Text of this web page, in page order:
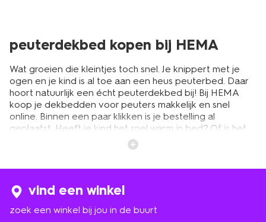
peuterdekbed kopen bij HEMA
Wat groeien die kleintjes toch snel. Je knippert met je
ogen en je kind is al toe aan een heus peuterbed. Daar
hoort natuurlijk een écht peuterdekbed bij! Bij HEMA
koop je dekbedden voor peuters makkelijk en snel
online. Binnen een paar klikken is je bestelling al
geplaatst. Heeft je kind het snel warm in bed? Of is het
juist een echte koukleum? Voor iedere peuter is er een
geschikt dekbed te vinden. Het is belangrijk om te letten
Lees er meer over in ons artikel over de juiste
warmteklasse van een dekbed.
vind een winkel
zoek een winkel bij jou in de buurt